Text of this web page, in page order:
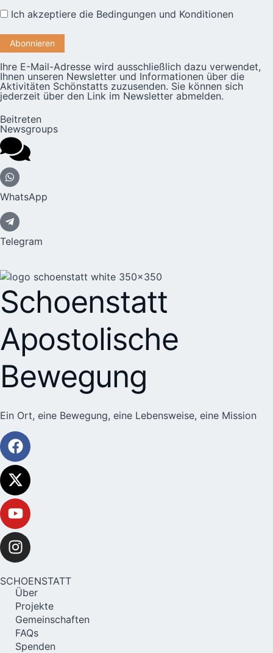
Ich akzeptiere die Bedingungen und Konditionen
Ihre E-Mail-Adresse wird ausschließlich dazu verwendet,
Ihnen unseren Newsletter und Informationen über die
Aktivitäten Schönstatts zuzusenden. Sie können sich
jederzeit über den Link im Newsletter abmelden.
Beitreten
Newsgroups
WhatsApp
Telegram
Schoenstatt
Apostolische
Bewegung
Ein Ort, eine Bewegung, eine Lebensweise, eine Mission
SCHOENSTATT
Über
Projekte
Gemeinschaften
FAQs
Spenden